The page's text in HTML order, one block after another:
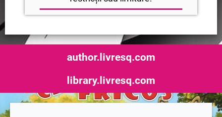
author.livresq.com
library.livresq.com